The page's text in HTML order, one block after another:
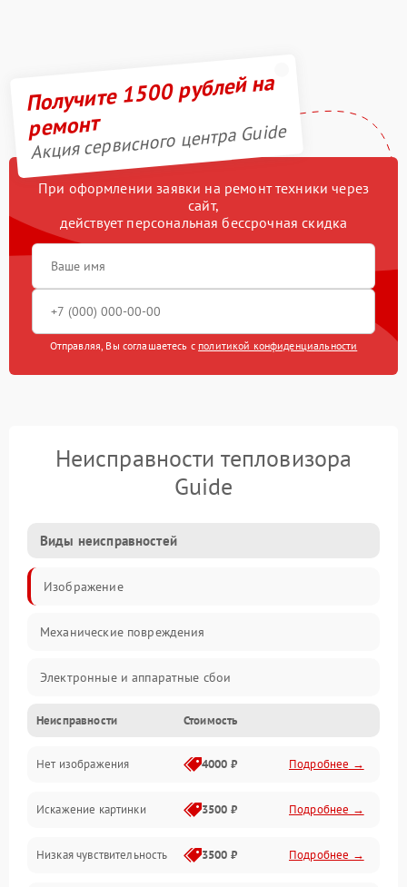
Получите 1500 рублей на
ремонт
Акция сервисного центра Guide
При оформлении заявки на ремонт техники через
сайт,
действует персональная бессрочная скидка
Отправляя, Вы соглашаетесь с политикой конфиденциальности
Неисправности тепловизора
Guide
Виды неисправностей
Изображение
Механические повреждения
Электронные и аппаратные сбои
Неисправности сенсора и оптики
Программные ошибки
Электропитание
Измерения
Неисправности Стоимость
Нет изображения 4000 ₽ Подробнее →
Искажение картинки 3500 ₽ Подробнее →
Низкая чувствительность 3500 ₽ Подробнее →